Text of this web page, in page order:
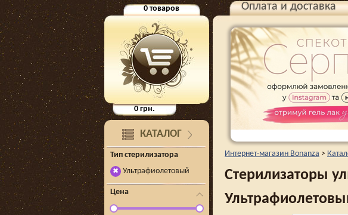
0товаров
0грн.
КАТАЛОГ
Тип стерилизатора
✖ Ультрафиолетовый
Цена
Оплата и доставка
Интернет-магазин Bonanza >
Стерилизаторы